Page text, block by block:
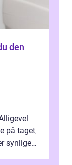
den
på taget,
synlige